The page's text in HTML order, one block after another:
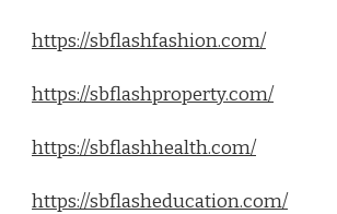
https://sbflashfashion.com/
https://sbflashproperty.com/
https://sbflashhealth.com/
https://sbflasheducation.com/